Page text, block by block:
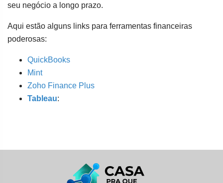
seu negócio a longo prazo.
Aqui estão alguns links para ferramentas financeiras
poderosas:
QuickBooks
Mint
Zoho Finance Plus
Tableau: